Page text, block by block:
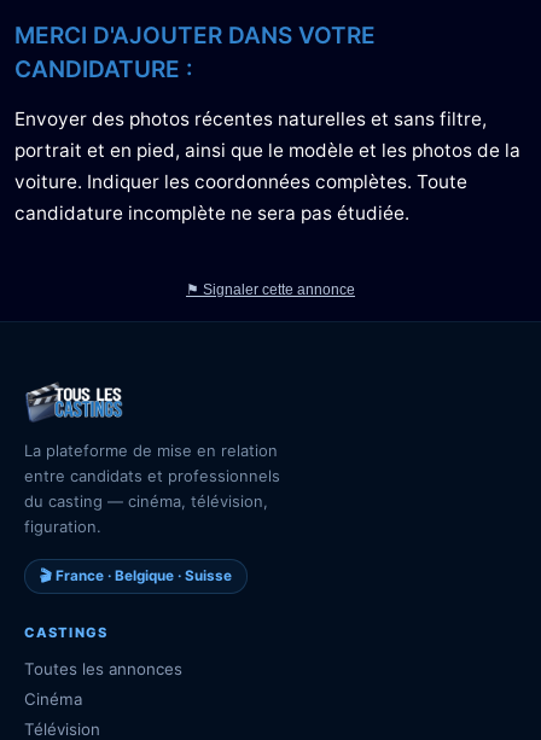
MERCI D'AJOUTER DANS VOTRE
CANDIDATURE :
Envoyer des photos récentes naturelles et sans filtre,
portrait et en pied, ainsi que le modèle et les photos de la
voiture. Indiquer les coordonnées complètes. Toute
candidature incomplète ne sera pas étudiée.
⚑ Signaler cette annonce
La plateforme de mise en relation
entre candidats et professionnels
du casting — cinéma, télévision,
figuration.
🎬 France · Belgique · Suisse
CASTINGS
Toutes les annonces
Cinéma
Télévision